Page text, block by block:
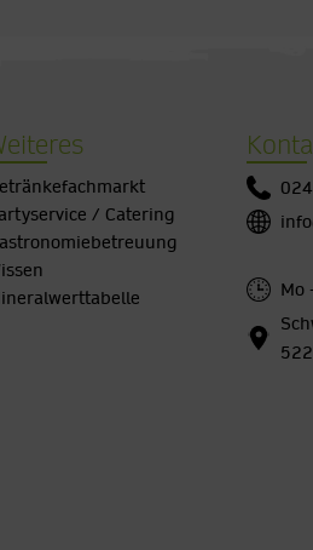
/ Catering
Mo